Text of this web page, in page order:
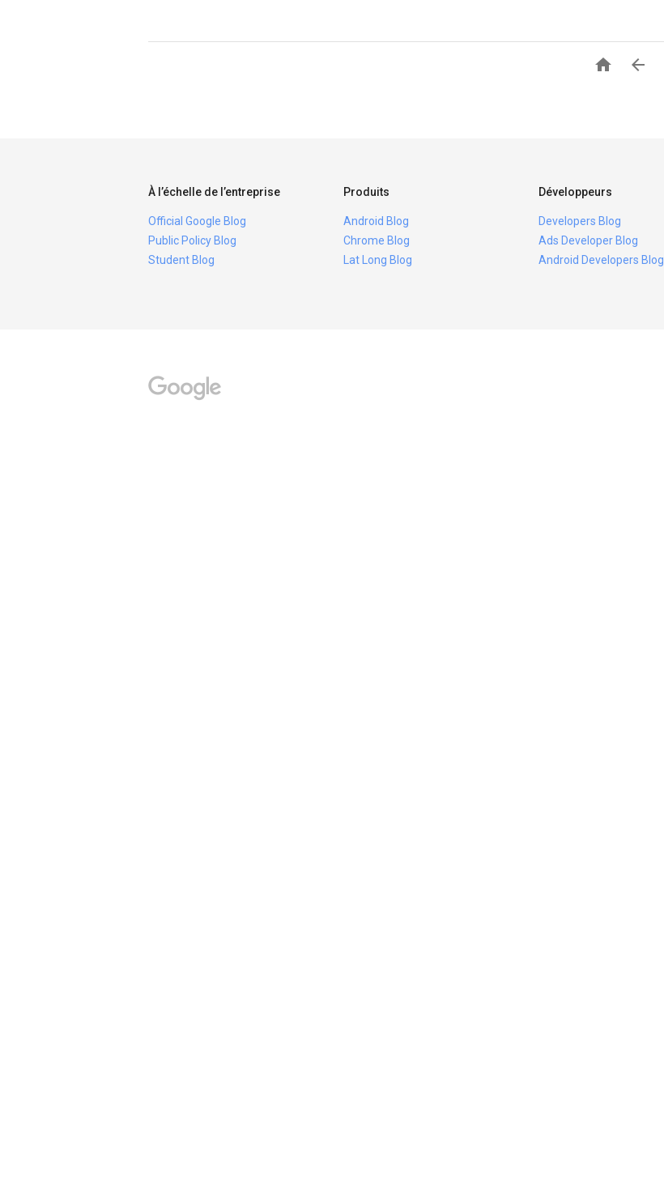
 
À l’échelle de l’entreprise
Official Google Blog
Public Policy Blog
Student Blog
Produits
Android Blog
Chrome Blog
Lat Long Blog
Développeurs
Developers Blog
Ads Developer Blog
Android Developers Blog